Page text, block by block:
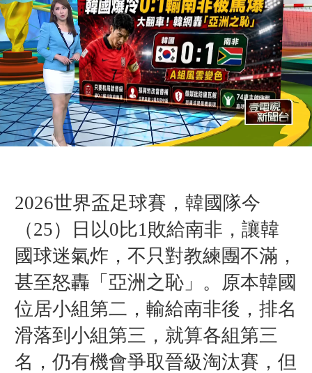
2026世界盃足球賽，韓國隊今
（25）日以0比1敗給南非，讓韓
國球迷氣炸，不只對教練團不滿，
甚至怒轟「亞洲之恥」。原本韓國
位居小組第二，輸給南非後，排名
滑落到小組第三，就算各組第三
名，仍有機會爭取晉級淘汰賽，但